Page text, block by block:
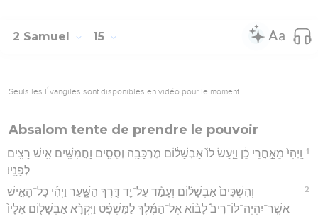
2 Samuel 15
Seuls les Évangiles sont disponibles en vidéo pour le moment.
Absalom tente de prendre le pouvoir
1 וַֽיְהִי֙ מֵאַ֣חֲרֵי כֵ֔ן וַיַּ֤עַשׂ לוֹ֙ אַבְשָׁל֔וֹם מֶרְכָּבָ֖ה וְסֻסִ֑ים וַחֲמִשִּׁ֥ים אִ֖ישׁ רָצִ֥ים
לְפָנָֽיו׃
2
וְהִשְׁכִּים֙ אַבְשָׁל֔וֹם וְעָמַ֕ד עַל־יַ֖ד דֶּ֣רֶךְ הַשָּׁ֑עַר וַיְהִ֡י כָּל־הָאִ֣ישׁ
אֲשֶֽׁר־יִהְיֶה־לּוֹ־רִיב֩ לָב֨וֹא אֶל־הַמֶּ֜לֶךְ לַמִּשְׁפָּ֗ט וַיִּקְרָ֨א אַבְשָׁל֤וֹם אֵלָיו֙